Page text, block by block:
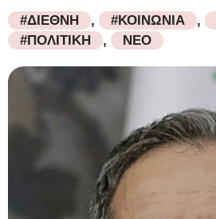
#ΔΙΕΘΝΗ , #ΚΟΙΝΩΝΙΑ ,
#ΠΟΛΙΤΙΚΗ
, ΝΕΟ